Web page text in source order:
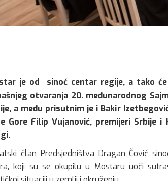
je od sinoć centar regije, a tako
otvaranja 20. međunarodnog
a među prisutnim je i Bakir
Gore Filip Vujanović, premijeri Srbije
član Predsjedništva Dragan Čović
koji su se okupilu u Mostaru uoči